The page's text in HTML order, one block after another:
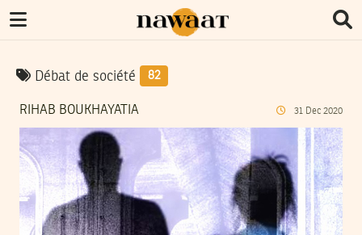
Débat de société 82
RIHAB BOUKHAYATIA 31 Dec 2020